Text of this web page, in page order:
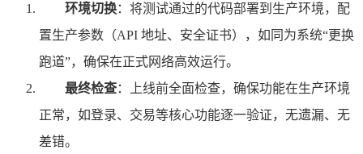
环境切换：将测试通过的代码部署到生产环境，配
置生产参数（API 地址、安全证书），如同为系统“更换
跑道”，确保在正式网络高效运行。
最终检查：上线前全面检查，确保功能在生产环境
正常，如登录、交易等核心功能逐一验证，无遗漏、无
差错。